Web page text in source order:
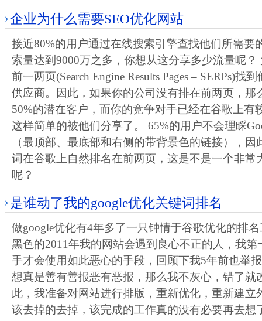
企业为什么需要SEO优化网站
接近80%的用户通过在线搜索引擎查找他们所需要
索量达到9000万之多，你想从这分享多少流量呢？
前一两页(Search Engine Results Pages – SERPs)找
供应商。因此，如果你的公司没有排在前两页，那
50%的潜在客户，而你的竞争对手已经在谷歌上有
这样简单的被他们分享了。 65%的用户不会理睬
（最顶部、最底部和右侧的带背景色的链接），
词在谷歌上自然排名在前两页，这是不是一个非常
呢？
是谁动了我的google优化关键词排名
做google优化有4年多了一只钟情于谷歌优化的排
黑色的2011年我的网站会遇到良心不正的人，我
手才会使用如此恶心的手段，回顾下我5年前也举
想真是善有善报恶有恶报，那么我不灰心，错了就
此，我准备对网站进行排版，重新优化，重新建立
该去掉的去掉，该完成的工作真的没有必要再去想